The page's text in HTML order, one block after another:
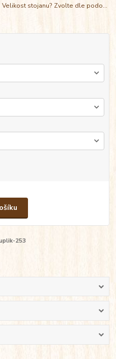
stojanu? Zvolte dle podo...
253